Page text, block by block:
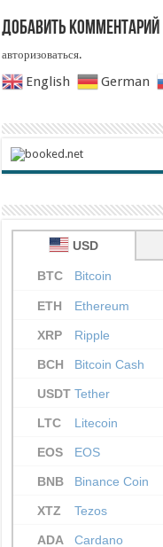
Добавить комментарий
авторизоваться.
English German